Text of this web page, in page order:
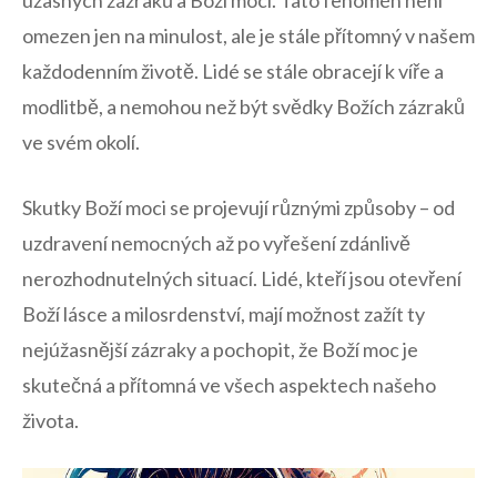
omezen jen na minulost, ale je stále přítomný v našem
každodenním životě. Lidé se stále obracejí k víře a
modlitbě, a nemohou než být svědky Božích zázraků
ve svém okolí.
Skutky Boží moci se projevují různými způsoby – od
uzdravení nemocných až po vyřešení zdánlivě
nerozhodnutelných situací. Lidé, kteří jsou otevření
Boží lásce a milosrdenství, mají možnost zažít ty
nejúžasnější zázraky a pochopit, že Boží moc je
skutečná a přítomná ve všech aspektech našeho
života.